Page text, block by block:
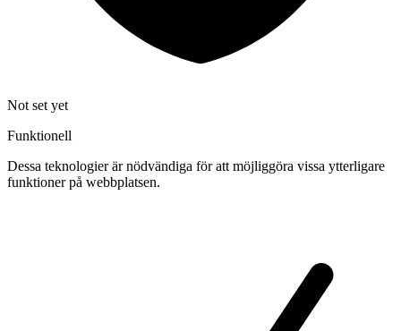
Not set yet
Funktionell
Dessa teknologier är nödvändiga för att möjliggöra vissa ytterligare
funktioner på webbplatsen.